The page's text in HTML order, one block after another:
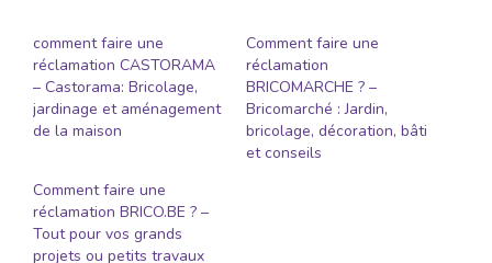
comment faire une
réclamation CASTORAMA
– Castorama: Bricolage,
jardinage et aménagement
de la maison
Comment faire une
réclamation
BRICOMARCHE ? –
Bricomarché : Jardin,
bricolage, décoration, bâti
et conseils
Comment faire une
réclamation BRICO.BE ? –
Tout pour vos grands
projets ou petits travaux